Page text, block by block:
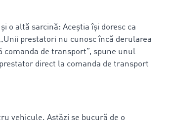
o altă sarcină: Aceștia își doresc ca
prestatori nu cunosc încă derularea
comanda de transport”, spune unul
direct la comanda de transport
vehicule. Astăzi se bucură de o